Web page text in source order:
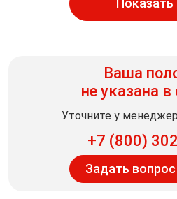
Ваша
не указана в
Уточните у
+7 (800)
Задать